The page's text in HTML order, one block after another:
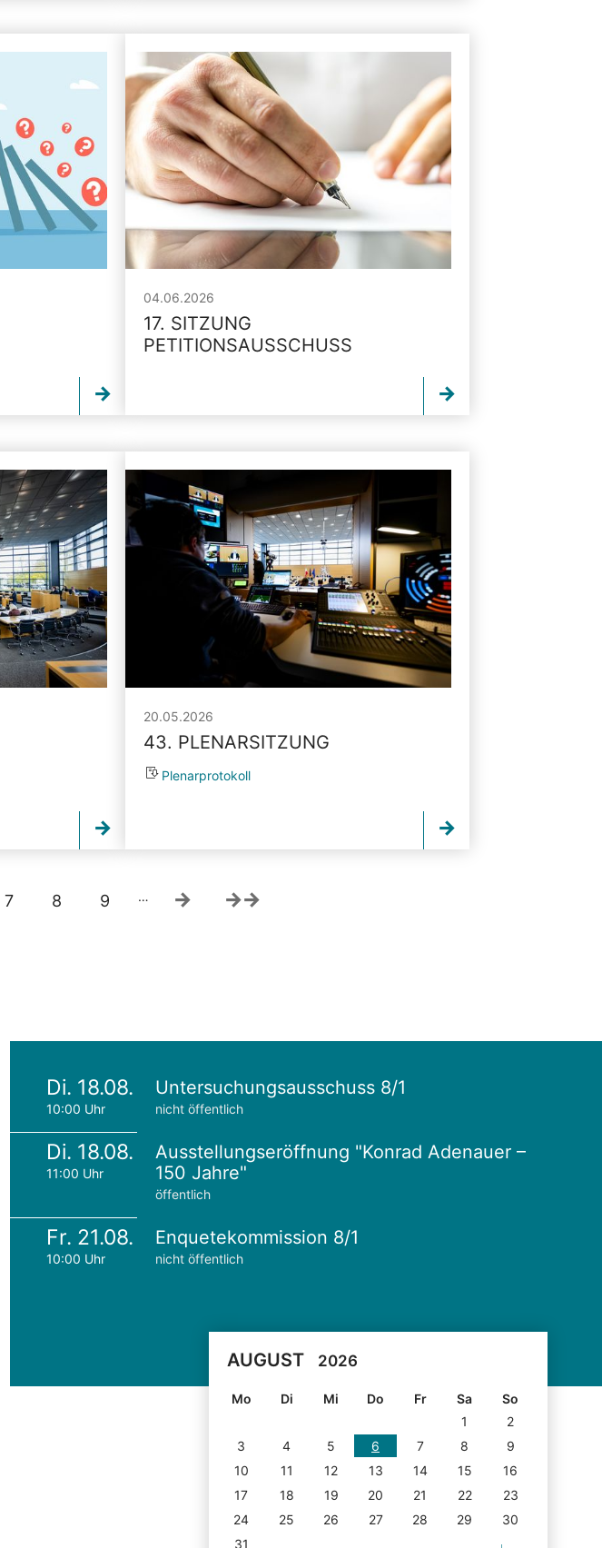
04.06.2026
17. SITZUNG
PETITIONSAUSSCHUSS
20.05.2026
43. PLENARSITZUNG
Plenarprotokoll
7 8 9 …
Di. 18.08.
10:00 Uhr
Untersuchungsausschuss 8/1
nicht öffentlich
Di. 18.08.
11:00 Uhr
Ausstellungseröffnung "Konrad Adenauer –
150 Jahre"
öffentlich
Fr. 21.08.
10:00 Uhr
Enquetekommission 8/1
nicht öffentlich
AUGUST 2026
Mo Di Mi Do Fr Sa
So
1
2
3
4 5 6 7 8
9
10
11 12 13 14 15
16
17
18 19 20 21 22
23
24
25 26 27 28 29
30
31